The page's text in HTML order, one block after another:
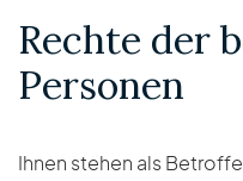
Rechte der
Personen
Ihnen stehen als